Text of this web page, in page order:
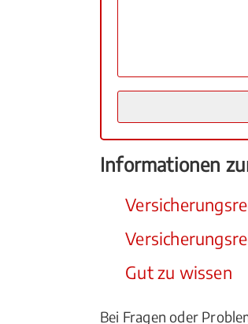
Informationen
Gut zu wissen
Bei Fragen oder